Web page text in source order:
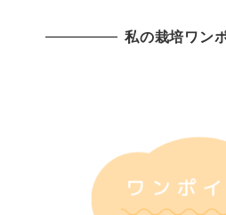
私の栽培ワン